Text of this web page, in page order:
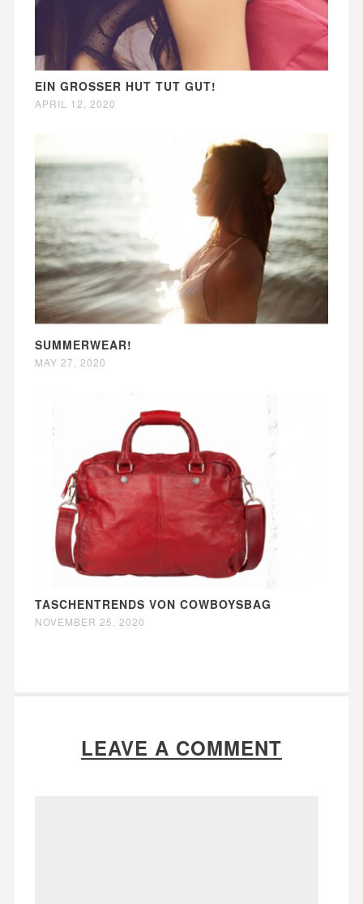
EIN GROSSER HUT TUT GUT!
APRIL 12, 2020
SUMMERWEAR!
MAY 27, 2020
TASCHENTRENDS VON COWBOYSBAG
NOVEMBER 25, 2020
LEAVE A COMMENT